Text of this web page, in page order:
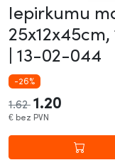
Iepirkumu
| 13-02-044
-26%
1.62 1.20
€ bez PVN